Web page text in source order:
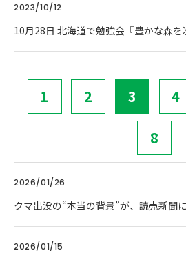
2023/10/12
10月28日 北海道で勉強会『豊かな森を
1 2 3 4
8
2026/01/26
クマ出没の“本当の背景”が、読売新聞
2026/01/15